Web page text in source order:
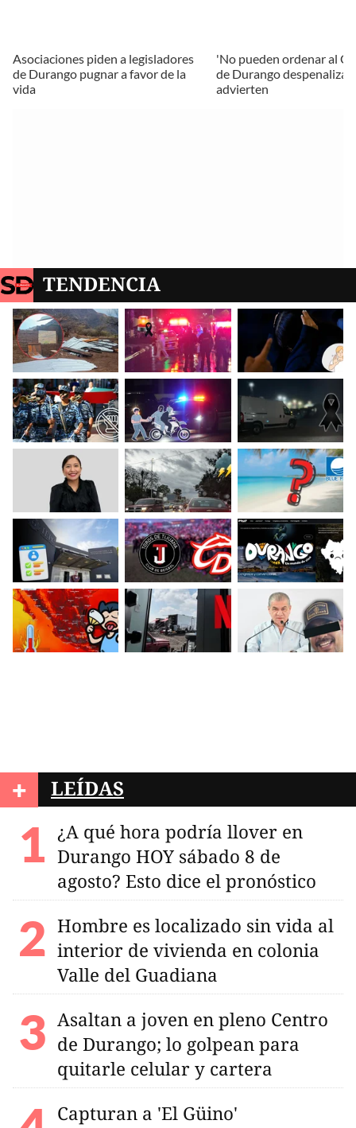
Asociaciones piden a legisladores
de Durango pugnar a favor de la
vida
'No pueden ordenar al
de Durango despenalizar
advierten
TENDENCIA
+ LEÍDAS
¿A qué hora podría llover en
Durango HOY sábado 8 de
agosto? Esto dice el pronóstico
Hombre es localizado sin vida al
interior de vivienda en colonia
Valle del Guadiana
Asaltan a joven en pleno Centro
de Durango; lo golpean para
quitarle celular y cartera
Capturan a 'El Güino'